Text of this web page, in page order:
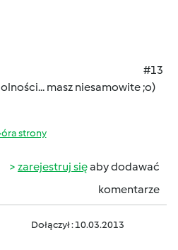
#13
masz niesamowite ;o)
strony
zarejestruj sięaby dodawać
komentarze
Dołączył : 10.03.2013